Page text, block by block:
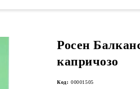
Росен
капричозо
Код: 00001505